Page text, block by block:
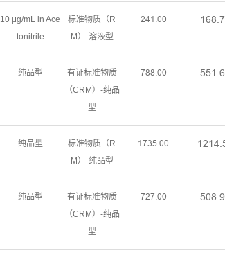
10 μg/mL in Ace
tonitrile
标准物质（R
M）-溶液型
ſȂǝŤřř
纯品型
有证标准物质
（CRM）-纯品
型
ƚȬȬŤřř
纯品型
标准物质（R
M）-纯品型
ǝƚŁœŤřř
纯品型
有证标准物质
（CRM）-纯品
型
ƚſƚŤřř